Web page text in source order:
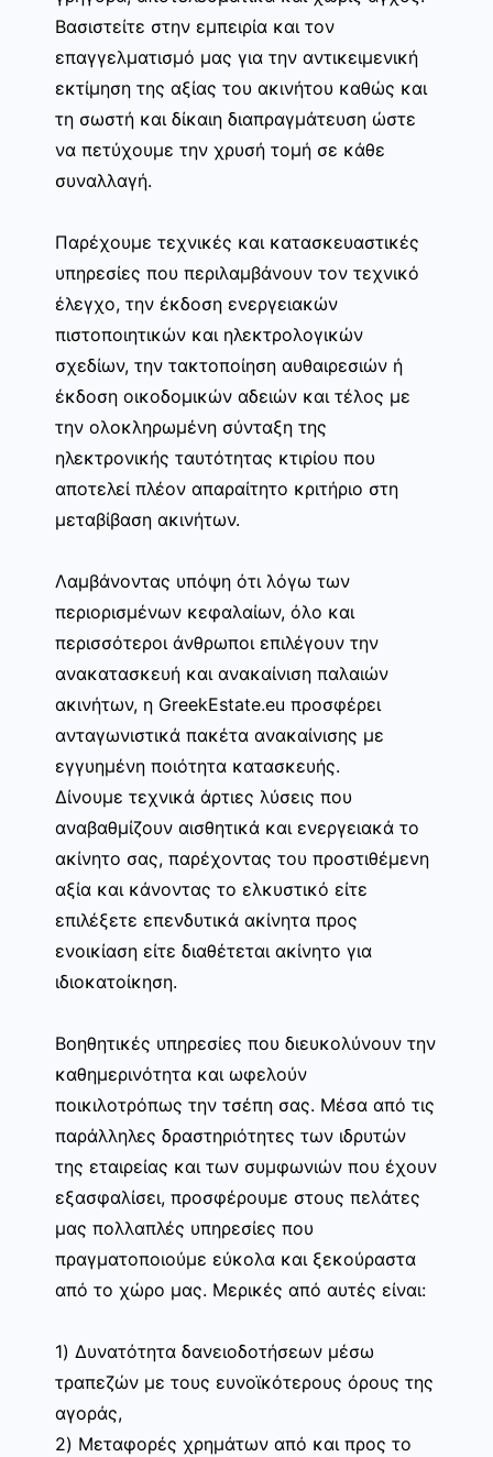
Βασιστείτε στην εμπειρία και τον
επαγγελματισμό μας για την αντικειμενική
εκτίμηση της αξίας του ακινήτου καθώς και
τη σωστή και δίκαιη διαπραγμάτευση ώστε
να πετύχουμε την χρυσή τομή σε κάθε
συναλλαγή.
Παρέχουμε τεχνικές και κατασκευαστικές
υπηρεσίες που περιλαμβάνουν τον τεχνικό
έλεγχο, την έκδοση ενεργειακών
πιστοποιητικών και ηλεκτρολογικών
σχεδίων, την τακτοποίηση αυθαιρεσιών ή
έκδοση οικοδομικών αδειών και τέλος με
την ολοκληρωμένη σύνταξη της
ηλεκτρονικής ταυτότητας κτιρίου που
αποτελεί πλέον απαραίτητο κριτήριο στη
μεταβίβαση ακινήτων.
Λαμβάνοντας υπόψη ότι λόγω των
περιορισμένων κεφαλαίων, όλο και
περισσότεροι άνθρωποι επιλέγουν την
ανακατασκευή και ανακαίνιση παλαιών
ακινήτων, η GreekEstate.eu προσφέρει
ανταγωνιστικά πακέτα ανακαίνισης με
εγγυημένη ποιότητα κατασκευής.
Δίνουμε τεχνικά άρτιες λύσεις που
αναβαθμίζουν αισθητικά και ενεργειακά το
ακίνητο σας, παρέχοντας του προστιθέμενη
αξία και κάνοντας το ελκυστικό είτε
επιλέξετε επενδυτικά ακίνητα προς
ενοικίαση είτε διαθέτεται ακίνητο για
ιδιοκατοίκηση.
Βοηθητικές υπηρεσίες που διευκολύνουν την
καθημερινότητα και ωφελούν
ποικιλοτρόπως την τσέπη σας. Μέσα από τις
παράλληλες δραστηριότητες των ιδρυτών
της εταιρείας και των συμφωνιών που έχουν
εξασφαλίσει, προσφέρουμε στους πελάτες
μας πολλαπλές υπηρεσίες που
πραγματοποιούμε εύκολα και ξεκούραστα
από το χώρο μας. Μερικές από αυτές είναι:
1) Δυνατότητα δανειοδοτήσεων μέσω
τραπεζών με τους ευνοϊκότερους όρους της
αγοράς,
2) Μεταφορές χρημάτων από και προς το